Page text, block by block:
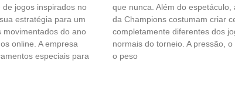
jogos inspirados no
estratégia para um
do ano
online. A empresa
especiais para
que nunca. Além do espetáculo,
da Champions costumam criar
completamente diferentes dos
normais do torneio. A pressão,
o peso